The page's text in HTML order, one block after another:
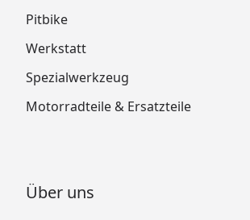
Pitbike
Werkstatt
Spezialwerkzeug
Motorradteile & Ersatzteile
Über uns